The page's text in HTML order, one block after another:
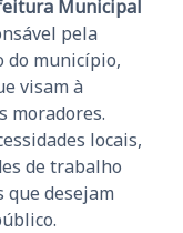
Municipal
pela
do município,
visam à
moradores.
locais,
de trabalho
que desejam